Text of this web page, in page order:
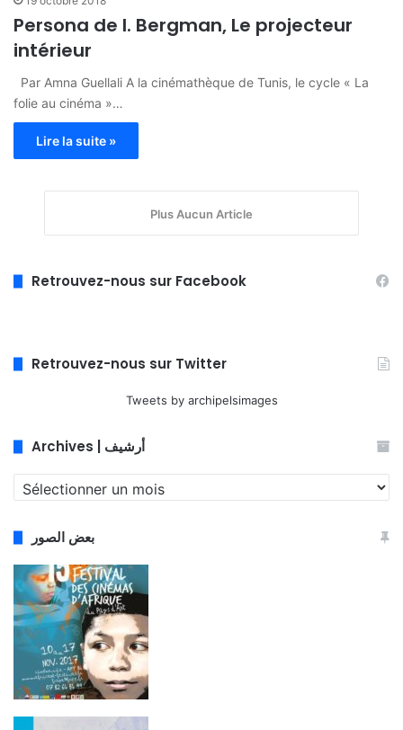
Persona de I. Bergman, Le projecteur
intérieur
Par Amna Guellali A la cinémathèque de Tunis, le cycle « La
folie au cinéma »…
Lire la suite »
Plus Aucun Article
Retrouvez-nous sur Facebook
Retrouvez-nous sur Twitter
Tweets by archipelsimages
Archives | أرشيف
Archives
|
بعض الصور